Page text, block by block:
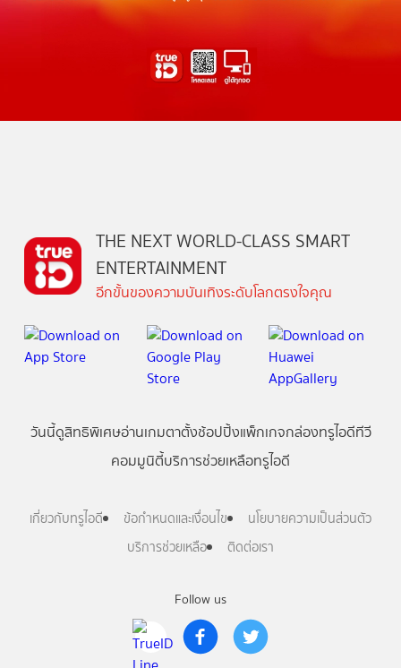
Follow us
THE NEXT WORLD-CLASS SMART
ENTERTAINMENT
อีกขั้นของความบันเทิงระดับโลกตรงใจคุณ
วันนี้ดูสิทธิพิเศษอ่านเกมตาตั้งช้อปปิ้งแพ็กเกจกล่องทรูไอดีทีวี
คอมมูนิตี้บริการช่วยเหลือทรูไอดี
เกี่ยวกับทรูไอดี ข้อกำหนดและเงื่อนไข
นโยบายความเป็นส่วนตัว
บริการช่วยเหลือ
ติดต่อเรา